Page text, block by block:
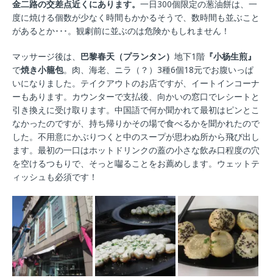
金二路の交差点近くにあります。 一日300個限定の葱油餅は、一
度に焼ける個数が少なく時間もかかるそうで、数時間も並ぶこと
があるとか･･･。観劇前に並ぶのは危険かもしれません！
マッサージ後は、 巴黎春天（プランタン） 地下1階 『小杨生煎』
で焼き小籠包。肉、海老、ニラ（？）3種6個18元でお腹いっぱ
いになりました。テイクアウトのお店ですが、イートインコーナ
ーもあります。カウンターで支払後、向かいの窓口でレシートと
引き換えに受け取ります。中国語で何か聞かれて最初はピンとこ
なかったのですが、持ち帰りかその場で食べるかを聞かれたので
した。不用意にかぶりつくと中のスープが思わぬ所から飛び出し
ます。最初の一口はホットドリンクの蓋の小さな飲み口程度の穴
を空けるつもりで、そっと囓ることをお薦めします。ウェットテ
ィッシュも必須です！